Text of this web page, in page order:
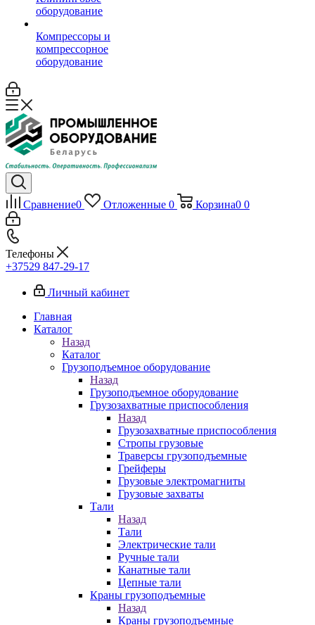
оборудование
Компрессоры и
компрессорное
оборудование
Сравнение0 Отложенные 0 Корзина0 0
Телефоны
+37529 847-29-17‬
Личный кабинет
Главная
Каталог
Назад
Каталог
Грузоподъемное оборудование
Назад
Грузоподъемное оборудование
Грузозахватные приспособления
Назад
Грузозахватные приспособления
Стропы грузовые
Траверсы грузоподъемные
Грейферы
Грузовые электромагниты
Грузовые захваты
Тали
Назад
Тали
Электрические тали
Ручные тали
Канатные тали
Цепные тали
Краны грузоподъемные
Назад
Краны грузоподъемные